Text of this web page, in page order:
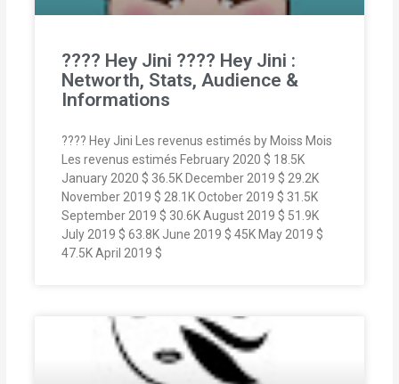
???? Hey Jini ???? Hey Jini :
Networth, Stats, Audience &
Informations
???? Hey Jini Les revenus estimés by Moiss Mois
Les revenus estimés February 2020 $ 18.5K
January 2020 $ 36.5K December 2019 $ 29.2K
November 2019 $ 28.1K October 2019 $ 31.5K
September 2019 $ 30.6K August 2019 $ 51.9K
July 2019 $ 63.8K June 2019 $ 45K May 2019 $
47.5K April 2019 $